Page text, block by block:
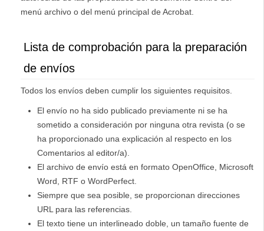
menú archivo o del menú principal de Acrobat.
Lista de comprobación para la preparación
de envíos
Todos los envíos deben cumplir los siguientes requisitos.
El envío no ha sido publicado previamente ni se ha
sometido a consideración por ninguna otra revista (o se
ha proporcionado una explicación al respecto en los
Comentarios al editor/a).
El archivo de envío está en formato OpenOffice, Microsoft
Word, RTF o WordPerfect.
Siempre que sea posible, se proporcionan direcciones
URL para las referencias.
El texto tiene un interlineado doble, un tamaño fuente de